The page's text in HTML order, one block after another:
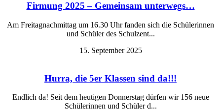
Firmung 2025 – Gemeinsam unterwegs…
Am Freitagnachmittag um 16.30 Uhr fanden sich die Schülerinnen
und Schüler des Schulzent...
15. September 2025
Hurra, die 5er Klassen sind da!!!
Endlich da! Seit dem heutigen Donnerstag dürfen wir 156 neue
Schülerinnen und Schüler d...